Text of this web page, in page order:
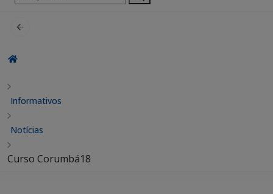
por:
Informativos
Notícias
Curso Corumbá18